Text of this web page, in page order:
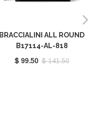
BRACCIALINI ALL ROUND
B17114-AL-818
$ 99.50 $ 141.50